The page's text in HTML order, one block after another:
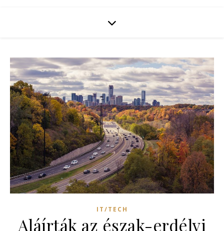
IT/TECH
Aláírták az észak-erdélyi